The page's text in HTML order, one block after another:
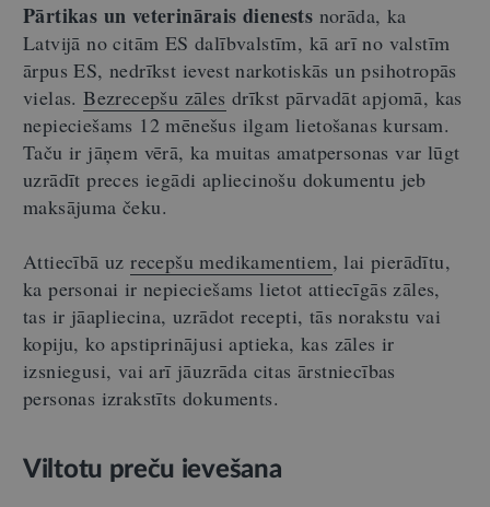
Pārtikas un veterinārais dienests norāda, ka
Latvijā no citām ES dalībvalstīm, kā arī no valstīm
ārpus ES, nedrīkst ievest narkotiskās un psihotropās
vielas.Bezrecepšu zāles drīkst pārvadāt apjomā, kas
nepieciešams 12 mēnešus ilgam lietošanas kursam.
Taču ir jāņem vērā, ka muitas amatpersonas var lūgt
uzrādīt preces iegādi apliecinošu dokumentu jeb
maksājuma čeku.
Attiecībā uzrecepšu medikamentiem, lai pierādītu,
ka personai ir nepieciešams lietot attiecīgās zāles,
tas ir jāapliecina, uzrādot recepti, tās norakstu vai
kopiju, ko apstiprinājusi aptieka, kas zāles ir
izsniegusi, vai arī jāuzrāda citas ārstniecības
personas izrakstīts dokuments.
Viltotu preču ievešana